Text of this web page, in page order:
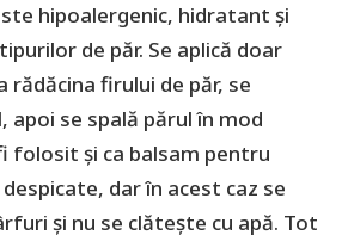
hipoalergenic, hidratant și
de păr. Se aplică doar
rădăcina firului de păr, se
apoi se spală părul în mod
folosit și ca balsam pentru
dar în acest caz se
și nu se clătește cu apă. Tot